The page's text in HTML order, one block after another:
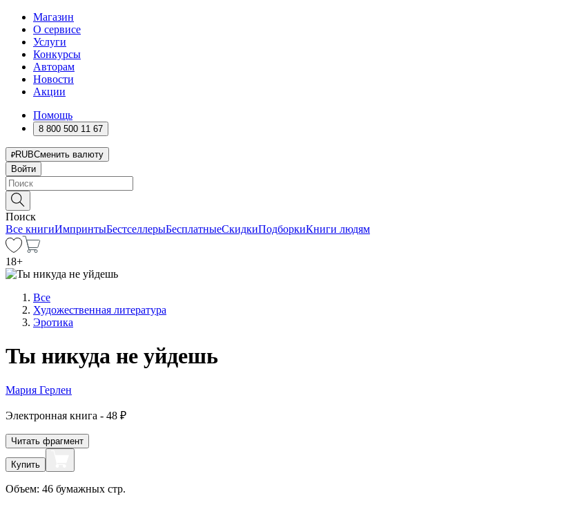
Магазин
О сервисе
Услуги
Конкурсы
Авторам
Новости
Акции
Помощь
8 800 500 11 67
RUBСменить валюту
Войти
Поиск
Все книгиИмпринтыБестселлерыБесплатныеСкидкиПодборкиКниги людям
18+
Все
Художественная литература
Эротика
Ты никуда не уйдешь
Мария Герлен
Электронная книга - 48 ₽
Читать фрагмент
Купить
Объем: 46 бумажных стр.